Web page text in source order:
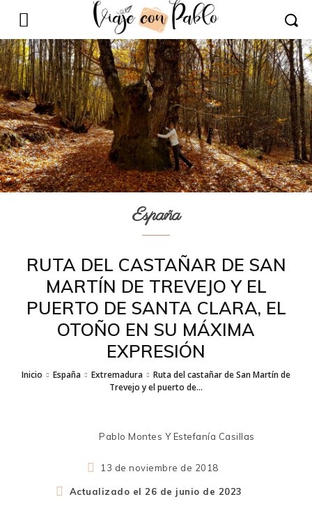
España
RUTA DEL CASTAÑAR DE SAN
MARTÍN DE TREVEJO Y EL
PUERTO DE SANTA CLARA, EL
OTOÑO EN SU MÁXIMA
EXPRESIÓN
Inicio España Extremadura
Ruta del castañar de San Martín de
Trevejo y el puerto de...
Pablo Montes Y Estefanía Casillas
13 de noviembre de 2018
Actualizado el 26 de junio de 2023